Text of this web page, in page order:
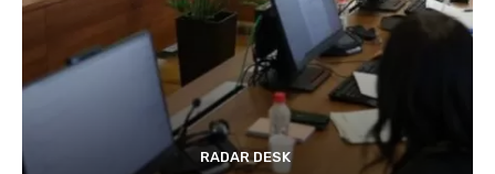
RADAR DESK